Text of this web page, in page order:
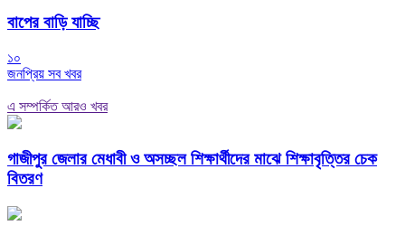
বাপের বাড়ি যাচ্ছি
১০
জনপ্রিয় সব খবর
এ সম্পর্কিত আরও খবর
গাজীপুর জেলার মেধাবী ও অসচ্ছল শিক্ষার্থীদের মাঝে শিক্ষাবৃত্তির চেক
বিতরণ